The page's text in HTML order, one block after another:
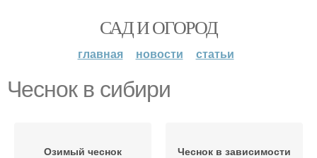
САД И ОГОРОД
главная новости статьи
Чеснок в сибири
Озимый чеснок Чеснок в зависимости